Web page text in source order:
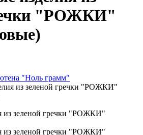
"РОЖКИ"
"Ноль грамм"
из зеленой гречки "РОЖКИ"